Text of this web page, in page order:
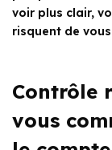
voir plus clair,
risquent de
Contrôle
vous